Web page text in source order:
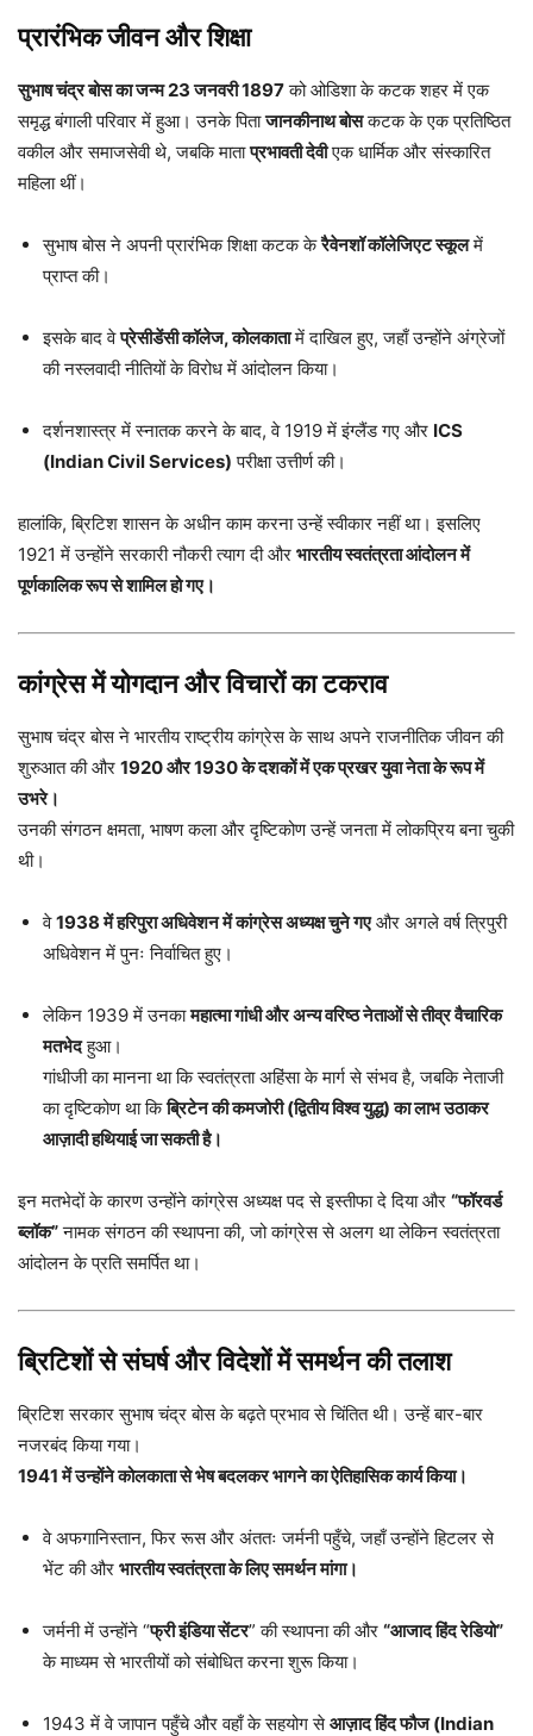
प्रारंभिक जीवन और शिक्षा
सुभाष चंद्र बोस का जन्म 23 जनवरी 1897को ओडिशा के कटक शहर में एक
समृद्ध बंगाली परिवार में हुआ। उनके पिताजानकीनाथ बोसकटक के एक प्रतिष्ठित
वकील और समाजसेवी थे, जबकि माताप्रभावती देवीएक धार्मिक और संस्कारित
महिला थीं।
सुभाष बोस ने अपनी प्रारंभिक शिक्षा कटक केरैवेनशॉ कॉलेजिएट स्कूलमें
प्राप्त की।
इसके बाद वेप्रेसीडेंसी कॉलेज, कोलकातामें दाखिल हुए, जहाँ उन्होंने अंग्रेजों
की नस्लवादी नीतियों के विरोध में आंदोलन किया।
दर्शनशास्त्र में स्नातक करने के बाद, वे 1919 में इंग्लैंड गए और ICS
(Indian Civil Services) परीक्षा उत्तीर्ण की।
हालांकि, ब्रिटिश शासन के अधीन काम करना उन्हें स्वीकार नहीं था। इसलिए
1921 में उन्होंने सरकारी नौकरी त्याग दी और भारतीय स्वतंत्रता आंदोलन में
पूर्णकालिक रूप से शामिल हो गए।
कांग्रेस में योगदान और विचारों का टकराव
सुभाष चंद्र बोस ने भारतीय राष्ट्रीय कांग्रेस के साथ अपने राजनीतिक जीवन की
शुरुआत की और 1920 और 1930 के दशकों में एक प्रखर युवा नेता के रूप में
उभरे।
उनकी संगठन क्षमता, भाषण कला और दृष्टिकोण उन्हें जनता में लोकप्रिय बना चुकी
थी।
वे1938 में हरिपुरा अधिवेशन में कांग्रेस अध्यक्ष चुने गएऔर अगले वर्ष त्रिपुरी
अधिवेशन में पुनः निर्वाचित हुए।
लेकिन 1939 में उनकामहात्मा गांधी और अन्य वरिष्ठ नेताओं से तीव्र वैचारिक
मतभेदहुआ।
गांधीजी का मानना था कि स्वतंत्रता अहिंसा के मार्ग से संभव है, जबकि नेताजी
का दृष्टिकोण था किब्रिटेन की कमजोरी (द्वितीय विश्व युद्ध) का लाभ उठाकर
आज़ादी हथियाई जा सकती है।
इन मतभेदों के कारण उन्होंने कांग्रेस अध्यक्ष पद से इस्तीफा दे दिया और “फॉरवर्ड
ब्लॉक”नामक संगठन की स्थापना की, जो कांग्रेस से अलग था लेकिन स्वतंत्रता
आंदोलन के प्रति समर्पित था।
ब्रिटिशों से संघर्ष और विदेशों में समर्थन की तलाश
ब्रिटिश सरकार सुभाष चंद्र बोस के बढ़ते प्रभाव से चिंतित थी। उन्हें बार-बार
नजरबंद किया गया।
1941 में उन्होंने कोलकाता से भेष बदलकर भागने का ऐतिहासिक कार्य किया।
वे अफगानिस्तान, फिर रूस और अंततः जर्मनी पहुँचे, जहाँ उन्होंने हिटलर से
भेंट की और भारतीय स्वतंत्रता के लिए समर्थन मांगा।
जर्मनी में उन्होंने “फ्री इंडिया सेंटर” की स्थापना की और “आजाद हिंद रेडियो”
के माध्यम से भारतीयों को संबोधित करना शुरू किया।
1943 में वे जापान पहुँचे और वहाँ के सहयोग सेआज़ाद हिंद फौज (Indian